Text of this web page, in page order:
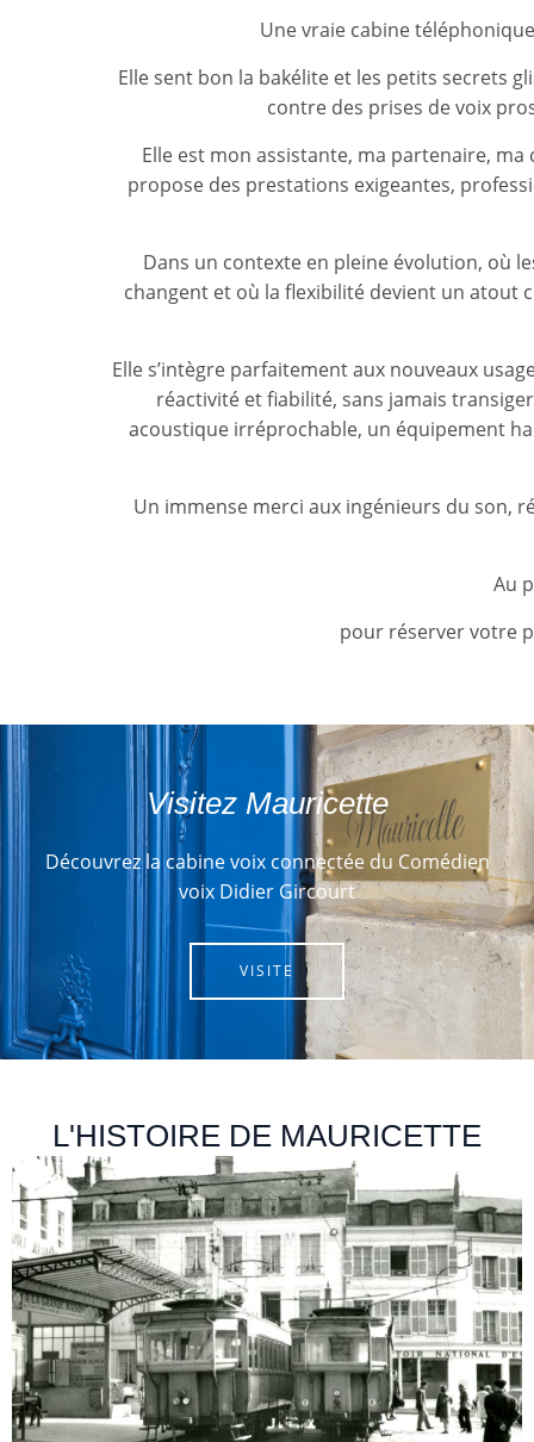
Une vraie cabine
Elle sent bon la bakélite et les petits secrets
contre des prises de voix
Elle est mon assistante, ma partenaire,
propose des prestations exigeantes,
Dans un contexte en pleine évolution, où
changent et où la flexibilité devient un atout
Elle s’intègre parfaitement aux nouveaux
réactivité et fiabilité, sans jamais
acoustique irréprochable, un équipement
Un immense merci aux ingénieurs du son,
Au
pour réserver votre
Visitez Mauricette
Découvrez la cabine voix connectée du Comédien
voix Didier Gircourt
VISITE
L'HISTOIRE DE MAURICETTE